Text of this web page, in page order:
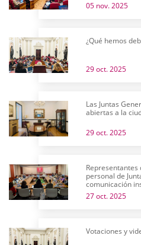
05 nov. 2025
¿Qué hemos
29 oct. 2025
Las Juntas
abiertas a la
29 oct. 2025
Representantes
personal de
comunicación
27 oct. 2025
Votaciones y